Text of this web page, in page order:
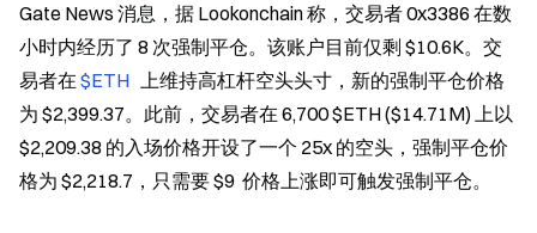
Gate News 消息，据 Lookonchain 称，交易者 0x3386 在数
小时内经历了 8 次强制平仓。该账户目前仅剩 $10.6K。交
易者在 $ETH
  上维持高杠杆空头头寸，新的强制平仓价格
为 $2,399.37。此前，交易者在 6,700 $ETH ($14.71M) 上以
$2,209.38 的入场价格开设了一个 25x 的空头，强制平仓价
格为 $2,218.7，只需要 $9  价格上涨即可触发强制平仓。